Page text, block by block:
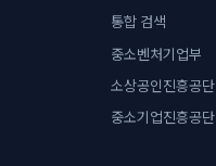
통합 검색
중소벤처기업부
소상공인진흥공단
중소기업진흥공단